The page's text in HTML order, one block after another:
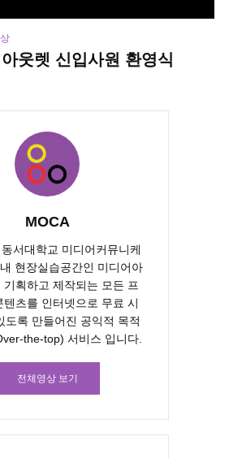
웃렛 신입사원 환영식
MOCA
서대학교 미디어커뮤니케
현장실습공간인 미디어아
기획하고 제작되는 모든 프
텐츠를 인터넷으로 무료 시
도록 만들어진 공익적 목적
the-top) 서비스 입니다.
전체영상 보기